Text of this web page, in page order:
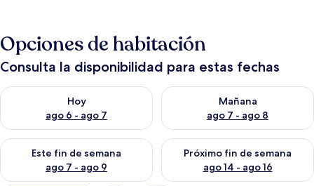
Opciones de habitación
Consulta la disponibilidad para estas fechas
Hoy
ago 6 - ago 7
Consulta la disponibilidad para hoy ago 6 - ago 7
Mañana
ago 7 - ago 8
Consulta la disponibilidad
Este fin de semana
ago 7 - ago 9
Consulta la disponibilidad para este fin de semana ago 7 -
Próximo fin de semana
ago 14 - ago 16
Consulta la disponibilidad